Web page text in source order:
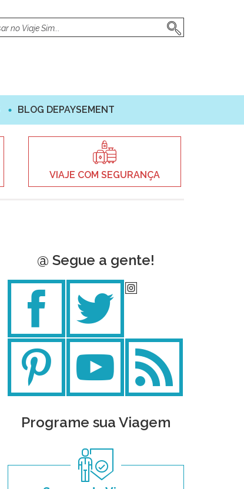
BLOG DEPAYSEMENT
VIAJE COM SEGURANÇA
@ Segue a gente!
Programe sua Viagem